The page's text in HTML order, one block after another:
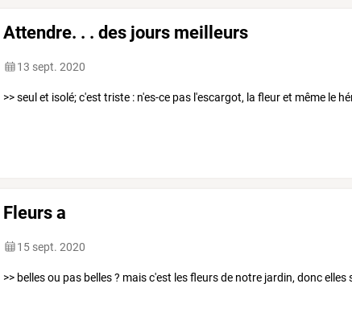
Attendre. . . des jours meilleurs
13 sept. 2020
>> seul et isolé; c'est triste : n'es-ce pas l'escargot, la fleur et même le
Fleurs a
15 sept. 2020
>> belles ou pas belles ? mais c'est les fleurs de notre jardin, donc elles